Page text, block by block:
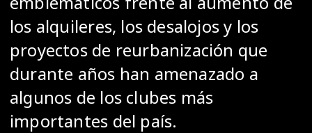
los alquileres, los desalojos y los
proyectos de reurbanización que
durante años han amenazado a
algunos de los clubes más
importantes del país.